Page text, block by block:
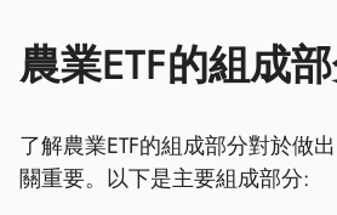
農業ETF的組成
了解農業ETF的組成部分對於做
關重要。以下是主要組成部分: